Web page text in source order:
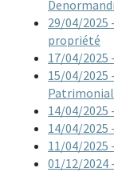
29/04/2025
propriété
17/04/
15/04/
14/04/
14/04/2025
11/04/2025
01/12/2024